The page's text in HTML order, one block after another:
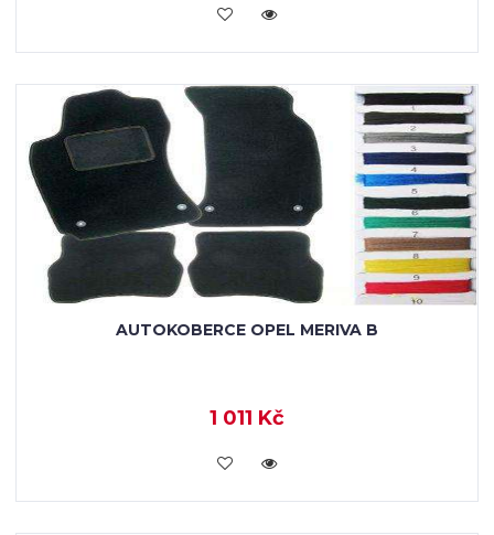
KOUPIT
AUTOKOBERCE OPEL MERIVA B
1 011 Kč
KOUPIT